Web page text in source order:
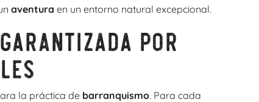
aventura en un entorno natural excepcional.
por
la práctica de barranquismo. Para cada